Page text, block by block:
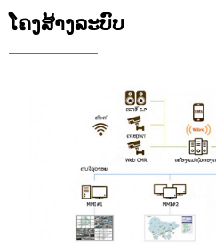
ໂຄງສ້າງລະບົບ